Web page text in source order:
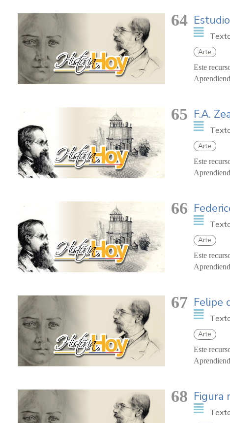
64
Arte
Este
65 F.A.
Arte
Este
66
Arte
Este
67 Felipe
Arte
Este
68 Figura